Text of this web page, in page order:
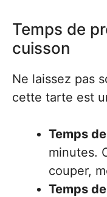
Temps de
cuisson
Ne laissez pas
cette tarte est
Temps
minutes.
couper,
Temps